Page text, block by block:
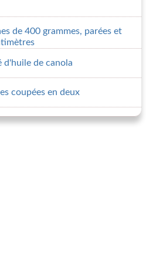
de 400 grammes, parées et
d'huile de canola
coupées en deux